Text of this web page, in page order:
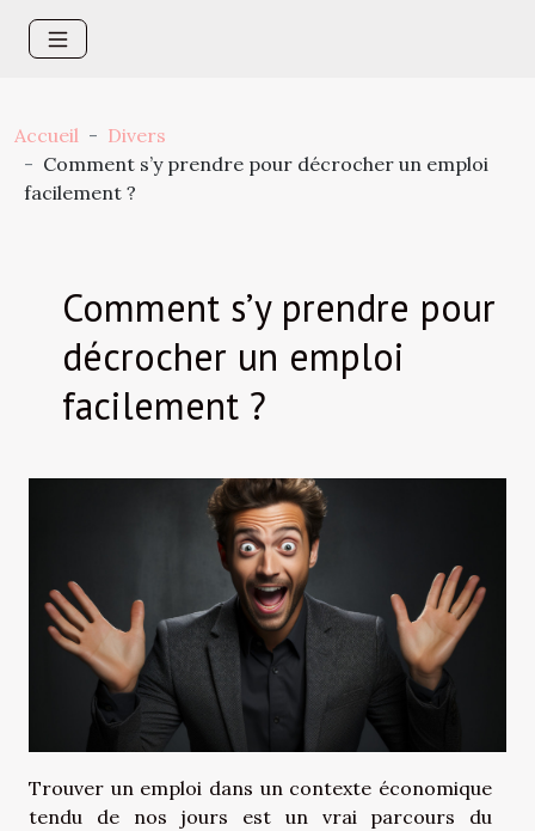
Accueil
Divers
Comment s’y prendre pour décrocher un emploi
facilement ?
Comment s’y prendre pour
décrocher un emploi
facilement ?
Trouver un emploi dans un contexte économique
tendu de nos jours est un vrai parcours du